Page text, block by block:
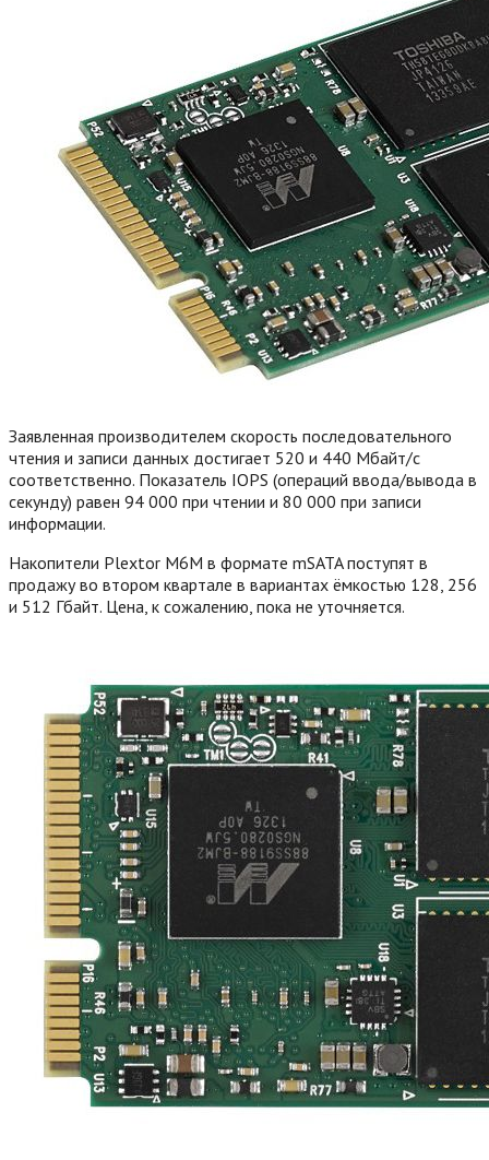
Заявленная производителем скорость последовательного
чтения и записи данных достигает 520 и 440 Мбайт/с
соответственно. Показатель IOPS (операций ввода/вывода в
секунду) равен 94 000 при чтении и 80 000 при записи
информации.
Накопители Plextor M6M в формате mSATA поступят в
продажу во втором квартале в вариантах ёмкостью 128, 256
и 512 Гбайт. Цена, к сожалению, пока не уточняется.